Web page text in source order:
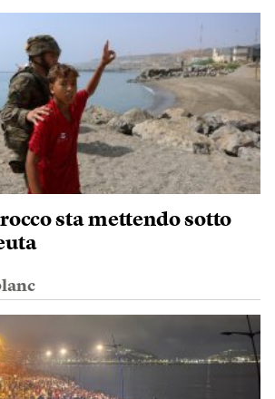
sta mettendo sotto